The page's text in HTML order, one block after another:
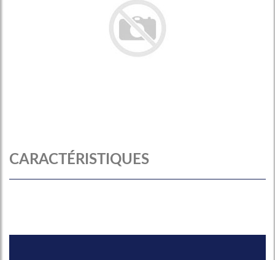
CARACTÉRISTIQUES